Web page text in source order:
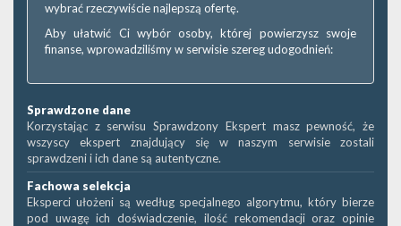
wybrać rzeczywiście najlepszą ofertę.
Aby ułatwić Ci wybór osoby, której powierzysz swoje
finanse, wprowadziliśmy w serwisie szereg udogodnień:
Sprawdzone dane
Korzystając z serwisu Sprawdzony Ekspert masz pewność, że
wszyscy ekspert znajdujący się w naszym serwisie zostali
sprawdzeni i ich dane są autentyczne.
Fachowa selekcja
Eksperci ułożeni są według specjalnego algorytmu, który bierze
pod uwagę ich doświadczenie, ilość rekomendacji oraz opinie